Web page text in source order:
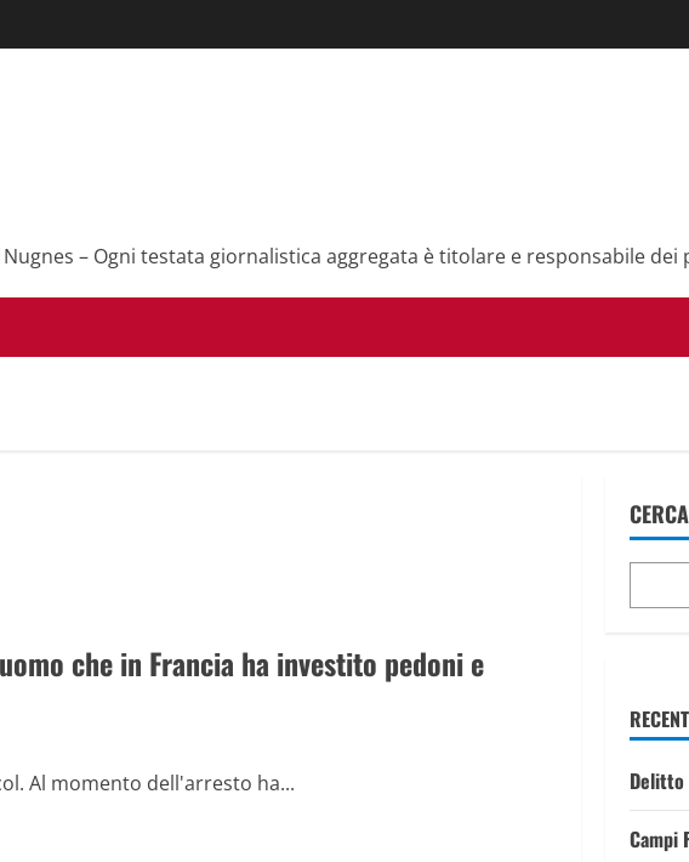
– Ogni testata giornalistica aggregata è titolare e responsabile dei
che in Francia ha investito pedoni e
Al momento dell'arresto ha...
CERCA
Delitto
Campi